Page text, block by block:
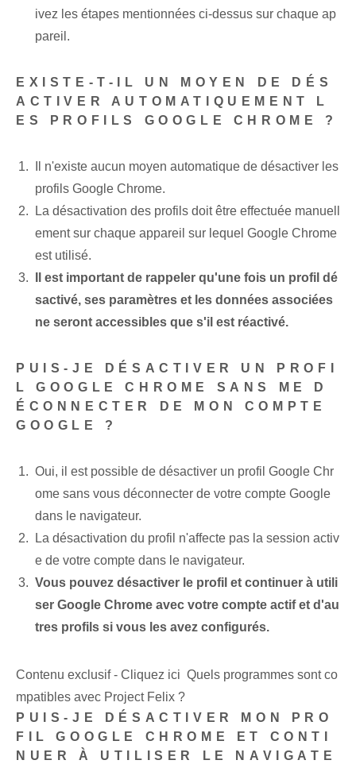
ivez les étapes mentionnées ci-dessus sur chaque ap
pareil.
EXISTE-T-IL UN MOYEN DE DÉS
ACTIVER AUTOMATIQUEMENT L
ES PROFILS GOOGLE CHROME ?
Il n'existe aucun moyen automatique de désactiver les
profils Google Chrome.
La désactivation des profils doit être effectuée manuell
ement sur chaque appareil sur lequel Google Chrome
est utilisé.
Il est important de rappeler qu'une fois un profil dé
sactivé, ses paramètres et les données associées
ne seront accessibles que s'il est réactivé.
PUIS-JE DÉSACTIVER UN PROFI
L GOOGLE CHROME SANS ME D
ÉCONNECTER DE MON COMPTE
GOOGLE ?
Oui, il est possible de désactiver un profil Google Chr
ome sans vous déconnecter de votre compte Google
dans le navigateur.
La désactivation du profil n'affecte pas la session activ
e de votre compte dans le navigateur.
Vous pouvez désactiver le profil et continuer à utili
ser Google Chrome avec votre compte actif et d'au
tres profils si vous les avez configurés.
Contenu exclusif - Cliquez ici Quels programmes sont co
mpatibles avec Project Felix ?
PUIS-JE DÉSACTIVER MON PRO
FIL GOOGLE CHROME ET CONTI
NUER À UTILISER LE NAVIGATE